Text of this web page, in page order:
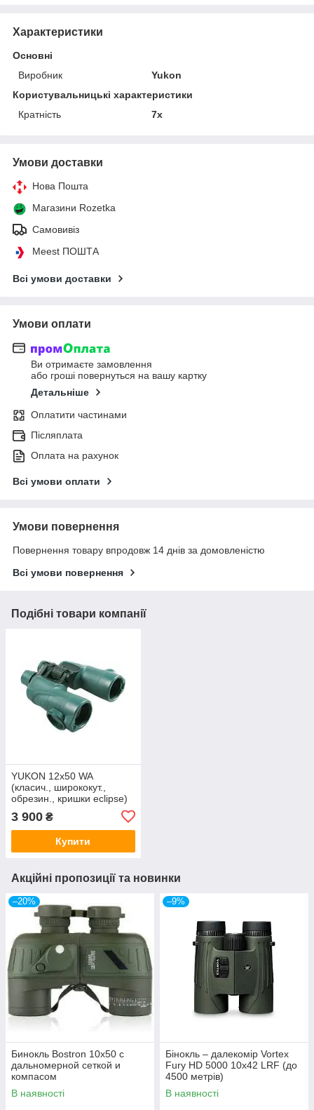
Характеристики
Основні
Виробник
Yukon
Користувальницькі характеристики
Кратність
7x
Умови доставки
Нова Пошта
Магазини Rozetka
Самовивіз
Meest ПОШТА
Всі умови доставки
Умови оплати
Ви отримаєте замовлення
або гроші повернуться на вашу картку
Детальніше
Оплатити частинами
Післяплата
Оплата на рахунок
Всі умови оплати
Умови повернення
Повернення товару впродовж 14 днів за домовленістю
Всі умови повернення
Подібні товари компанії
YUKON 12х50 WA
(класич., ширококут.,
обрезин., кришки eclipse)
3 900 ₴
Купити
Акційні пропозиції та новинки
–20%
Бинокль Bostron 10x50 с
дальномерной сеткой и
компасом
В наявності
–9%
Бінокль – далекомір Vortex
Fury HD 5000 10х42 LRF (до
4500 метрів)
В наявності